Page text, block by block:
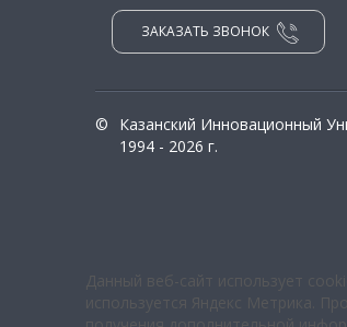
ЗАКАЗАТЬ ЗВОНОК
©
Казанский Инновационный
1994 - 2026 г.
Данный веб-сайт использует
используется Яндекс Метрика.